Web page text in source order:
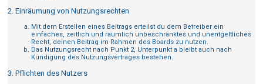
2. Einräumung von Nutzungsrechten
Mit dem Erstellen eines Beitrags erteilst du dem Betreiber ein
einfaches, zeitlich und räumlich unbeschränktes und unentgeltliches
Recht, deinen Beitrag im Rahmen des Boards zu nutzen.
Das Nutzungsrecht nach Punkt 2, Unterpunkt a bleibt auch nach
Kündigung des Nutzungsvertrages bestehen.
3. Pflichten des Nutzers